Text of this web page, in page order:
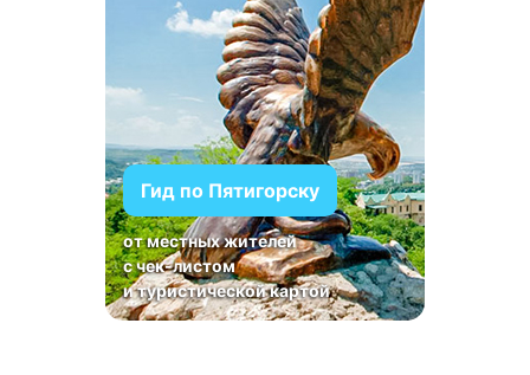
Гид по Пятигорску
от местных жителей
с чек-листом
и туристической картой